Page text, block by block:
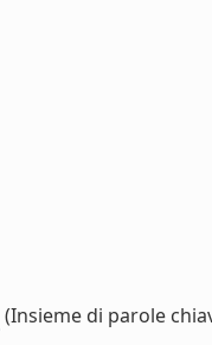
(Insieme di parole